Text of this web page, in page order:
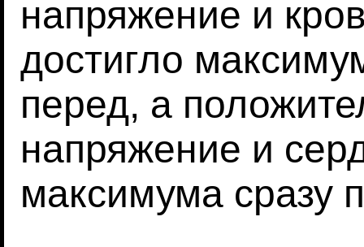
напряжение и
достигло
перед, а
напряжение и
максимума сразу